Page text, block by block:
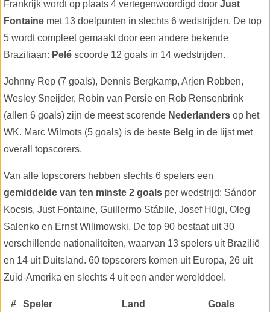
Frankrijk wordt op plaats 4 vertegenwoordigd door Just
Fontaine met 13 doelpunten in slechts 6 wedstrijden. De top
5 wordt compleet gemaakt door een andere bekende
Braziliaan: Pelé scoorde 12 goals in 14 wedstrijden.
Johnny Rep (7 goals), Dennis Bergkamp, Arjen Robben,
Wesley Sneijder, Robin van Persie en Rob Rensenbrink
(allen 6 goals) zijn de meest scorende Nederlanders op het
WK. Marc Wilmots (5 goals) is de beste Belg in de lijst met
overall topscorers.
Van alle topscorers hebben slechts 6 spelers een
gemiddelde van ten minste 2 goals per wedstrijd: Sándor
Kocsis, Just Fontaine, Guillermo Stábile, Josef Hügi, Oleg
Salenko en Ernst Wilimowski. De top 90 bestaat uit 30
verschillende nationaliteiten, waarvan 13 spelers uit Brazilië
en 14 uit Duitsland. 60 topscorers komen uit Europa, 26 uit
Zuid-Amerika en slechts 4 uit een ander werelddeel.
# Speler Land
Goals